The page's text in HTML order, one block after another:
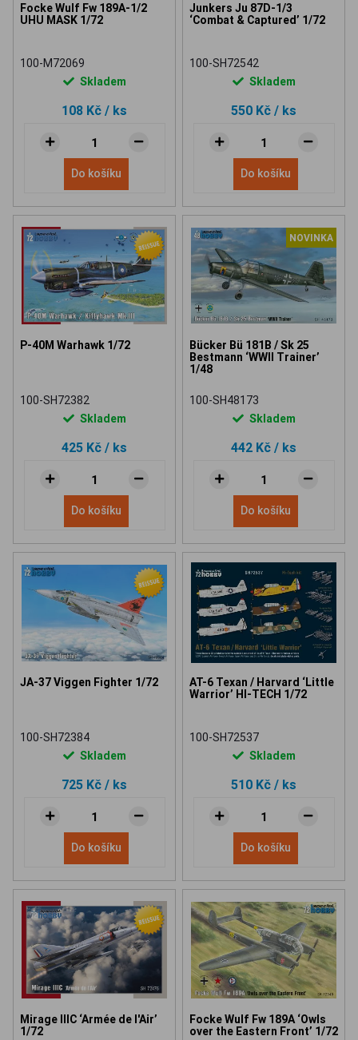
Focke Wulf Fw 189A-1/2
UHU MASK 1/72
100-M72069
Skladem
108 Kč / ks
Do košíku
Junkers Ju 87D-1/3
‘Combat & Captured’ 1/72
100-SH72542
Skladem
550 Kč / ks
Do košíku
P-40M Warhawk 1/72
100-SH72382
Skladem
425 Kč / ks
Do košíku
NOVINKA
Bücker Bü 181B / Sk 25
Bestmann ‘WWII Trainer’
1/48
100-SH48173
Skladem
442 Kč / ks
Do košíku
JA-37 Viggen Fighter 1/72
100-SH72384
Skladem
725 Kč / ks
Do košíku
AT-6 Texan / Harvard ‘Little
Warrior’ HI-TECH 1/72
100-SH72537
Skladem
510 Kč / ks
Do košíku
Mirage IIIC ‘Armée de l'Air’
1/72
Focke Wulf Fw 189A ‘Owls
over the Eastern Front’ 1/72